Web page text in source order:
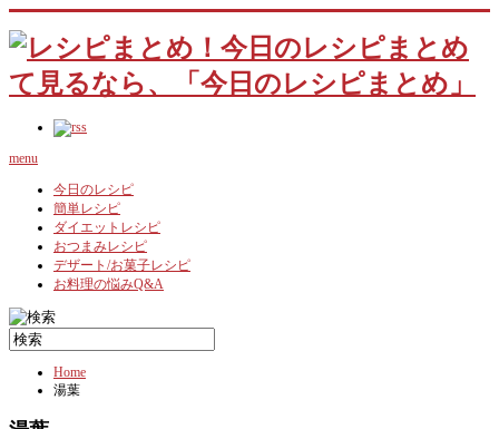
menu
今日のレシピ
簡単レシピ
ダイエットレシピ
おつまみレシピ
デザート/お菓子レシピ
お料理の悩みQ&A
Home
湯葉